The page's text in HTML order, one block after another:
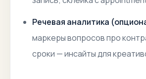
Речевая аналитика
маркеры вопросов про
сроки — инсайты для